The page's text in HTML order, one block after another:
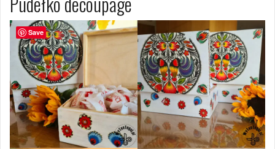
Save